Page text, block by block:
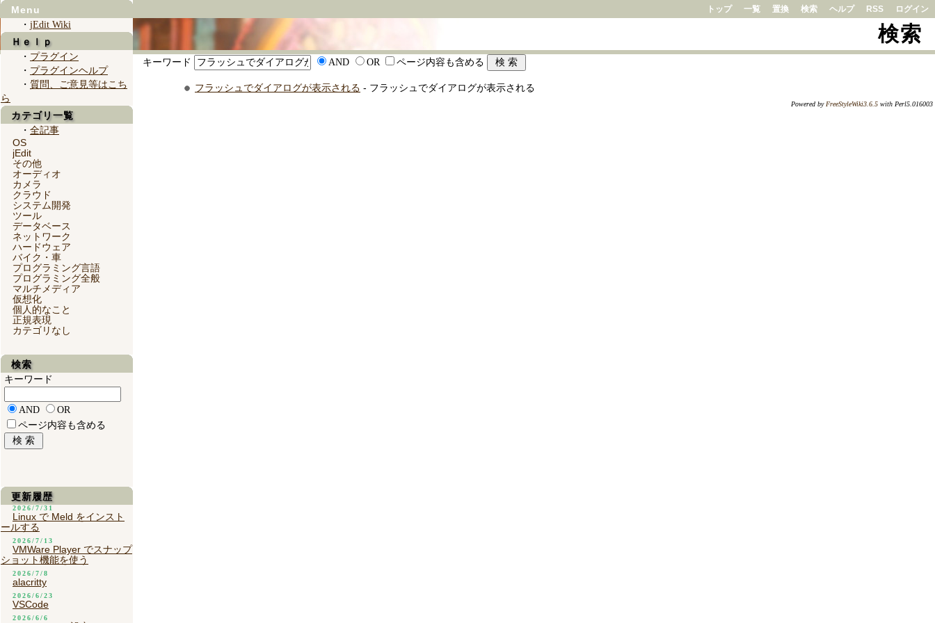
トップ 一覧 置換 検索 ヘルプ RSS ログイン
検索
キーワード AND OR ページ内容も含める
フラッシュでダイアログが表示される - フラッシュでダイアログが表示される
Menu
・ jEdit Wiki
Ｈｅｌｐ
・ プラグイン
・ プラグインヘルプ
・ 質問、ご意見等はこち
ら
カテゴリ一覧
・ 全記事
OS
jEdit
その他
オーディオ
カメラ
クラウド
システム開発
ツール
データベース
ネットワーク
ハードウェア
バイク・車
プログラミング言語
プログラミング全般
マルチメディア
仮想化
個人的なこと
正規表現
カテゴリなし
検索
キーワード
AND
OR
ページ内容も含める
更新履歴
2026/7/31
Linux で Meld をインスト
ールする
2026/7/13
VMWare Player でスナップ
ショット機能を使う
2026/7/8
alacritty
2026/6/23
VSCode
2026/6/6
Powered by FreeStyleWiki3.6.5 with Perl5.016003